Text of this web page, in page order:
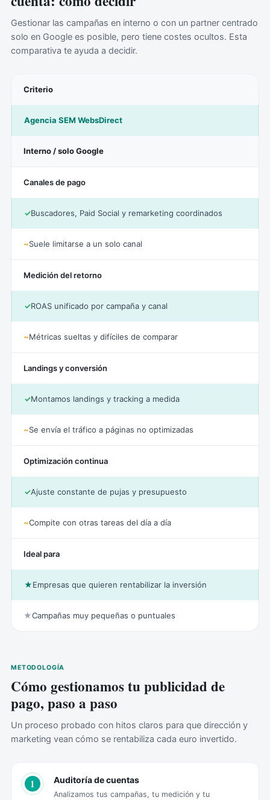
Gestionar las campañas en interno o con un partner centrado
solo en Google es posible, pero tiene costes ocultos. Esta
comparativa te ayuda a decidir.
Criterio
Agencia SEM WebsDirect
Interno / solo Google
Canales de pago
✓Buscadores, Paid Social y remarketing coordinados
~Suele limitarse a un solo canal
Medición del retorno
✓ROAS unificado por campaña y canal
~Métricas sueltas y difíciles de comparar
Landings y conversión
✓Montamos landings y tracking a medida
~Se envía el tráfico a páginas no optimizadas
Optimización continua
✓Ajuste constante de pujas y presupuesto
~Compite con otras tareas del día a día
Ideal para
★Empresas que quieren rentabilizar la inversión
★Campañas muy pequeñas o puntuales
METODOLOGÍA
Cómo gestionamos tu publicidad de
pago, paso a paso
Un proceso probado con hitos claros para que dirección y
marketing vean cómo se rentabiliza cada euro invertido.
1 Auditoría de cuentas
Analizamos tus campañas, tu medición y tu